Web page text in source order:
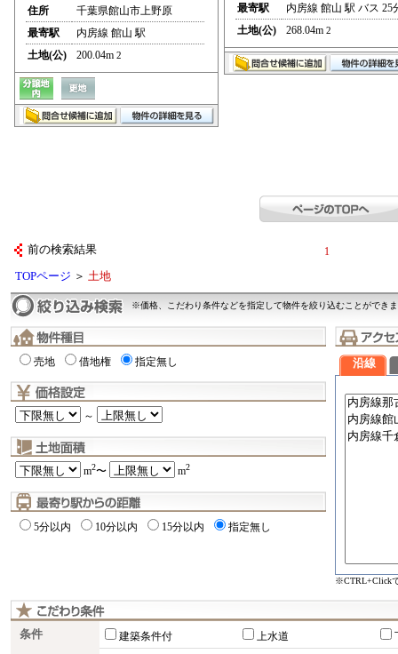
住所
千葉県館山市上野原
最寄駅
内房線 館山 駅
土地(公)
200.04m 2
最寄駅
内房線 館山 駅 バス 25
土地(公)
268.04m 2
前の検索結果 1
TOPページ ＞ 土地
※価格、こだわり条件などを指定して物件を絞り込むことができ
売地 借地権 指定無し
～
m2〜 m2
5分以内 10分以内 15分以内 指定無し
沿線
※CTRL+Click
条件 建築条件付 上水道